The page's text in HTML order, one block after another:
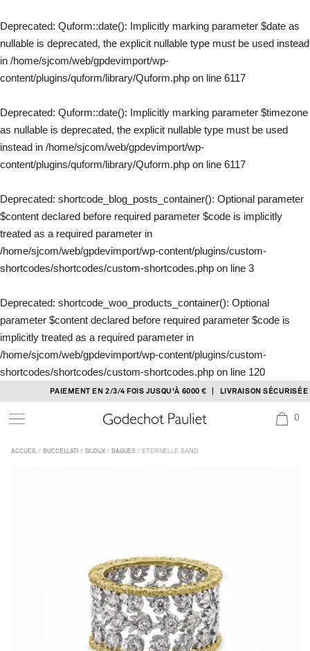
Deprecated: Quform::date(): Implicitly marking parameter $date as
nullable is deprecated, the explicit nullable type must be used instead
in /home/sjcom/web/gpdevimport/wp-
content/plugins/quform/library/Quform.php on line 6117
Deprecated: Quform::date(): Implicitly marking parameter $timezone
as nullable is deprecated, the explicit nullable type must be used
instead in /home/sjcom/web/gpdevimport/wp-
content/plugins/quform/library/Quform.php on line 6117
Deprecated: shortcode_blog_posts_container(): Optional parameter
$content declared before required parameter $code is implicitly
treated as a required parameter in
/home/sjcom/web/gpdevimport/wp-content/plugins/custom-
shortcodes/shortcodes/custom-shortcodes.php on line 3
Deprecated: shortcode_woo_products_container(): Optional
parameter $content declared before required parameter $code is
implicitly treated as a required parameter in
/home/sjcom/web/gpdevimport/wp-content/plugins/custom-
shortcodes/shortcodes/custom-shortcodes.php on line 120
to
content
PAIEMENT EN 2/3/4 FOIS JUSQU'À 6000 € | LIVRAISON SÉCURISÉE
0
ACCUEIL / BUCCELLATI / BIJOUX / BAGUES / ETERNELLE BAND